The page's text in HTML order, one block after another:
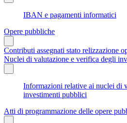
IBAN e pagamenti informatici
Opere pubbliche
Contributi assegnati stato relizzazione
Nuclei di valutazione e verifica degli
Informazioni relative ai nuclei di
investimenti pubblici
Atti di programmazione delle opere